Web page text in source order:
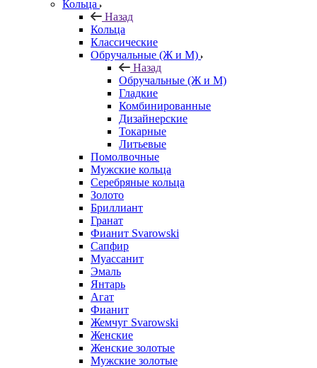
Кольца
Назад
Кольца
Классические
Обручальные (Ж и М)
Назад
Обручальные (Ж и М)
Гладкие
Комбинированные
Дизайнерские
Токарные
Литьевые
Помолвочные
Мужские кольца
Серебряные кольца
Золото
Бриллиант
Гранат
Фианит Svarowski
Сапфир
Муассанит
Эмаль
Янтарь
Агат
Фианит
Жемчуг Svarowski
Женские
Женские золотые
Мужские золотые